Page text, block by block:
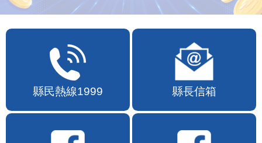
縣民熱線1999 縣長信箱